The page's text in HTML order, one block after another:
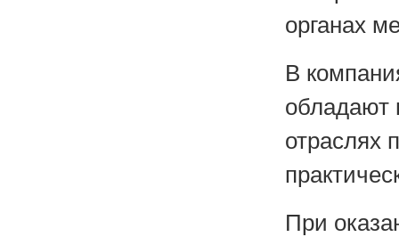
органах
В
обладают
отраслях
При